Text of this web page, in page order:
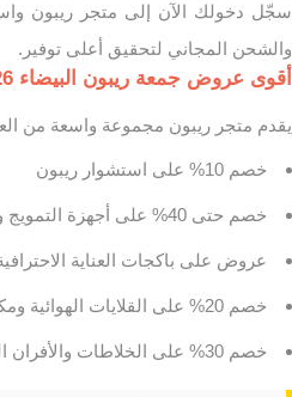
سجّل دخولك الآن إلى متجر ريبون
والشحن المجاني لتحقيق أعلى توفير.
أقوى عروض جمعة ريبون البيضاء 2026
يقدم متجر ريبون مجموعة واسعة من
خصم 10% على استشوار ريبون
خصم حتى 40% على أجهزة التمويج والتنعيم
عروض على باكجات العناية
خصم 20% على القلايات الهوائية ومكنسة ريبون
خصم 30% على الخلاطات والأفران الكهربائية ودفاية ريبون